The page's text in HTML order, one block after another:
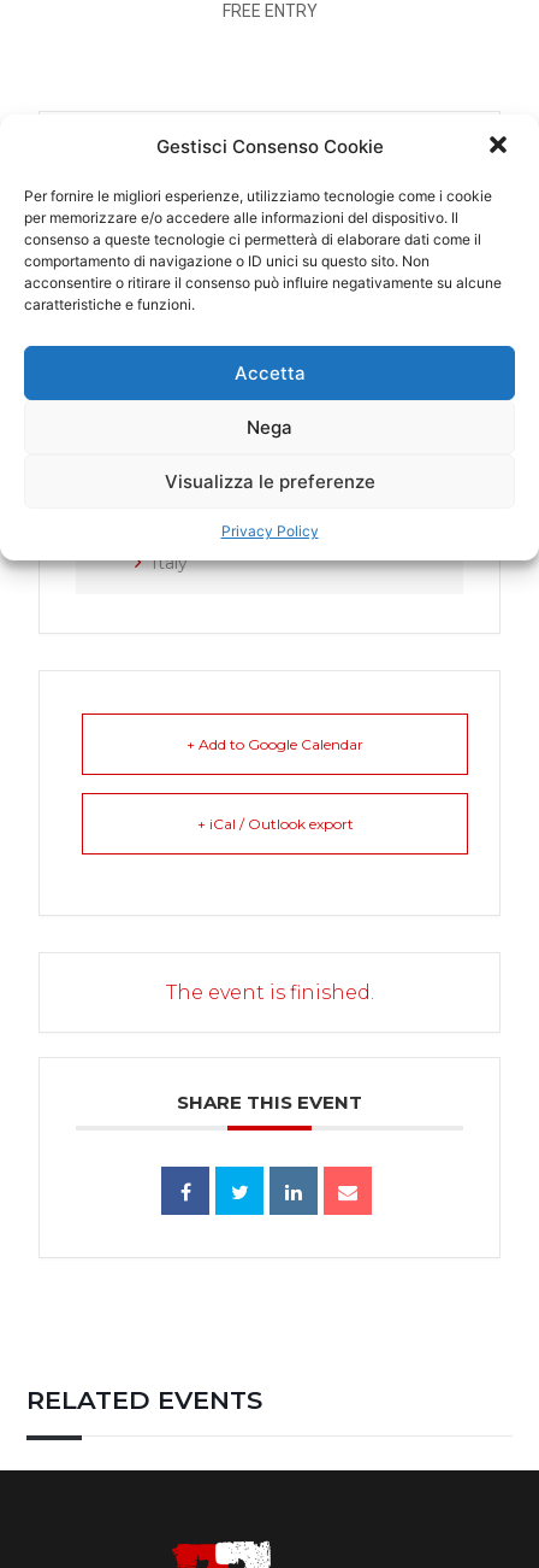
Gestisci Consenso Cookie
Per fornire le migliori esperienze, utilizziamo tecnologie come i cookie
per memorizzare e/o accedere alle informazioni del dispositivo. Il
consenso a queste tecnologie ci permetterà di elaborare dati come il
comportamento di navigazione o ID unici su questo sito. Non
acconsentire o ritirare il consenso può influire negativamente su alcune
caratteristiche e funzioni.
Accetta
Nega
Visualizza le preferenze
Privacy Policy
FREE ENTRY
05 Sep 2017
Expired!
TIME
Campofelice (PA)
CATEGORY
Italy
+ Add to Google Calendar
+ iCal / Outlook export
The event is finished.
SHARE THIS EVENT
RELATED EVENTS